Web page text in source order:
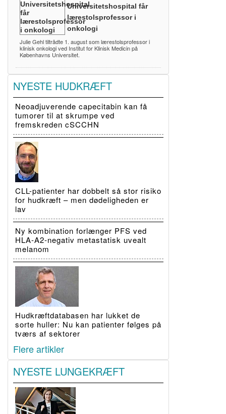
Universitetshospital får
lærestolsprofessor i
onkologi
Julie Gehl tiltrådte 1. august som lærestolsprofessor i
klinisk onkologi ved Institut for Klinisk Medicin på
Københavns Universitet.
NYESTE HUDKRÆFT
Neoadjuverende capecitabin kan få
tumorer til at skrumpe ved
fremskreden cSCCHN
CLL-patienter har dobbelt så stor risiko
for hudkræft – men dødeligheden er
lav
Ny kombination forlænger PFS ved
HLA-A2-negativ metastatisk uvealt
melanom
Hudkræftdatabasen har lukket de
sorte huller: Nu kan patienter følges på
tværs af sektorer
Flere artikler
NYESTE LUNGEKRÆFT